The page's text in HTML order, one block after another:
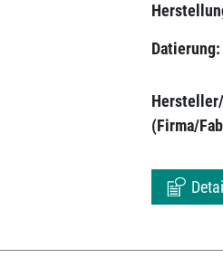
Datierung:
(Firma/